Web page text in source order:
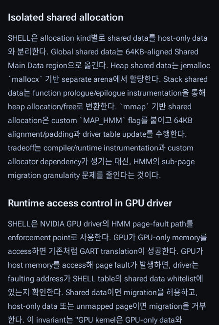
Isolated shared allocation
SHELL은 allocation kind별로 shared data를 host-only data
와 분리한다. Global shared data는 64KB-aligned Shared
Main Data region으로 옮긴다. Heap shared data는 jemalloc
`mallocx` 기반 separate arena에서 할당한다. Stack shared
data는 function prologue/epilogue instrumentation을 통해
heap allocation/free로 변환한다. `mmap` 기반 shared
allocation은 custom `MAP_HMM` flag를 붙이고 64KB
alignment/padding과 driver table update를 수행한다.
tradeoff는 compiler/runtime instrumentation과 custom
allocator dependency가 생기는 대신, HMM의 sub-page
migration granularity 문제를 줄인다는 것이다.
Runtime access control in GPU driver
SHELL은 NVIDIA GPU driver의 HMM page-fault path를
enforcement point로 사용한다. GPU가 GPU-only memory를
access하면 기존처럼 GART translation이 성공한다. GPU가
host memory를 access해 page fault가 발생하면, driver는
faulting address가 SHELL table의 shared data whitelist에
있는지 확인한다. Shared data이면 migration을 허용하고,
host-only data 또는 unmapped page이면 migration을 거부
한다. 이 invariant는 "GPU kernel은 GPU-only data와